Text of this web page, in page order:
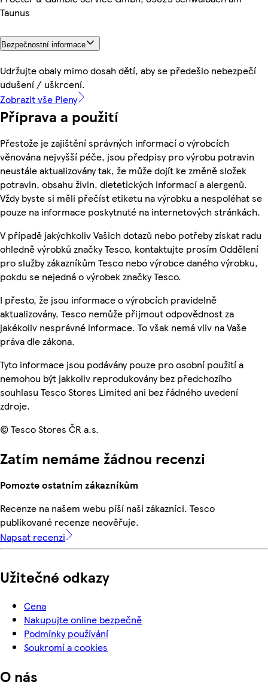
Taunus
Bezpečnostní informace
Udržujte obaly mimo dosah dětí, aby se předešlo nebezpečí
udušení / uškrcení.
Zobrazit vše Pleny
Příprava a použití
Přestože je zajištění správných informací o výrobcích
věnována nejvyšší péče, jsou předpisy pro výrobu potravin
neustále aktualizovány tak, že může dojít ke změně složek
potravin, obsahu živin, dietetických informací a alergenů.
Vždy byste si měli přečíst etiketu na výrobku a nespoléhat se
pouze na informace poskytnuté na internetových stránkách.
V případě jakýchkoliv Vašich dotazů nebo potřeby získat radu
ohledně výrobků značky Tesco, kontaktujte prosím Oddělení
pro služby zákazníkům Tesco nebo výrobce daného výrobku,
pokdu se nejedná o výrobek značky Tesco.
I přesto, že jsou informace o výrobcích pravidelně
aktualizovány, Tesco nemůže přijmout odpovědnost za
jakékoliv nesprávné informace. To však nemá vliv na Vaše
práva dle zákona.
Tyto informace jsou podávány pouze pro osobní použití a
nemohou být jakkoliv reprodukovány bez předchozího
souhlasu Tesco Stores Limited ani bez řádného uvedení
zdroje.
© Tesco Stores ČR a.s.
Zatím nemáme žádnou recenzi
Pomozte ostatním zákazníkům
Recenze na našem webu píší naši zákazníci. Tesco
publikované recenze neověřuje.
Napsat recenzi
Užitečné odkazy
Cena
Nakupujte online bezpečně
Podmínky používání
Soukromí a cookies
O nás